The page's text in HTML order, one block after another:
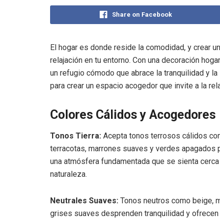
Share on Facebook
El hogar es donde reside la comodidad, y crear
relajación en tu entorno. Con una decoración
un refugio cómodo que abrace la tranquilidad y
para crear un espacio acogedor que invite a la
Colores Cálidos y Acogedores
Tonos Tierra: Acepta tonos terrosos cálidos
terracotas, marrones suaves y verdes apagados
una atmósfera fundamentada que se sienta
naturaleza.
Neutrales Suaves: Tonos neutros como beige,
grises suaves desprenden tranquilidad y ofrecen